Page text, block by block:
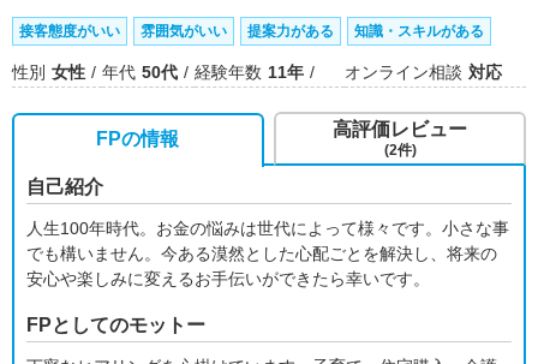
接客態度がいい 雰囲気がいい 提案力がある 知識・スキルがある
性別 女性 年代 50代 経験年数 11年 オンライン相談 対応
FPの情報
自己紹介
人生100年時代。お金の悩みは世代によって様々です。小さな事
でも構いません。今ある漠然とした心配ごとを解決し、将来の
安心や楽しみに変えるお手伝いができたら幸いです。
FPとしてのモットー
高評価レビュー
(2件)